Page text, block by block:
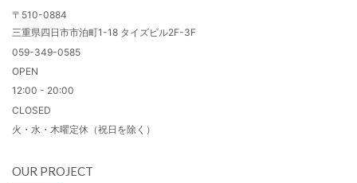
〒510-0884
三重県四日市市泊町1-18 タイズビル2F-3F
059-349-0585
OPEN
12:00 - 20:00
CLOSED
火・水・木曜定休（祝日を除く）
OUR PROJECT